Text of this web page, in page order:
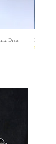
以搭配我們
Dress Ivory
無庫存